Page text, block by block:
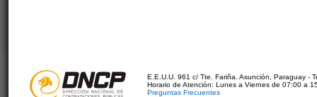
E.E.U.U. 961 c/ Tte. Fariña. Asunción, Paraguay -
Horario de Atención: Lunes a Viernes de 07:00 a
Preguntas Frecuentes